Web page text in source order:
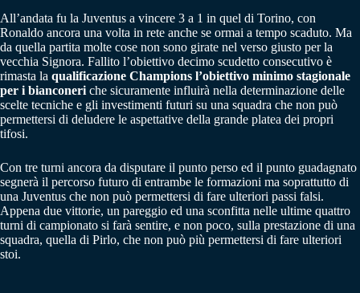
All’andata fu la Juventus a vincere 3 a 1 in quel di Torino, con
Ronaldo ancora una volta in rete anche se ormai a tempo scaduto. Ma
da quella partita molte cose non sono girate nel verso giusto per la
vecchia Signora. Fallito l’obiettivo decimo scudetto consecutivo è
rimasta la qualificazione Champions l’obiettivo minimo stagionale
per i bianconeri che sicuramente influirà nella determinazione delle
scelte tecniche e gli investimenti futuri su una squadra che non può
permettersi di deludere le aspettative della grande platea dei propri
tifosi.
Con tre turni ancora da disputare il punto perso ed il punto guadagnato
segnerà il percorso futuro di entrambe le formazioni ma soprattutto di
una Juventus che non può permettersi di fare ulteriori passi falsi.
Appena due vittorie, un pareggio ed una sconfitta nelle ultime quattro
turni di campionato si farà sentire, e non poco, sulla prestazione di una
squadra, quella di Pirlo, che non può più permettersi di fare ulteriori
stoi.